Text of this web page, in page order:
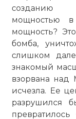
созданию
мощностью
мощность?
бомба,
слишком
знакомый
взорвана над
исчезла. Ее
разрушился